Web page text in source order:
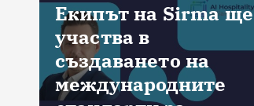
Екипът на Sirma ще
участва в
създаването на
международните